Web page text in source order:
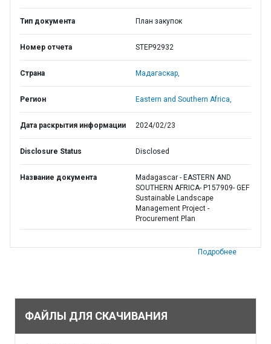
Тип документа План закупок
Номер отчета STEP92932
Страна Мадагаскар,
Регион Eastern and Southern Africa,
Дата раскрытия информации 2024/02/23
Disclosure Status Disclosed
Название документа
Madagascar - EASTERN AND
SOUTHERN AFRICA- P157909- GEF
Sustainable Landscape
Management Project -
Procurement Plan
Подробнее
ФАЙЛЫ ДЛЯ СКАЧИВАНИЯ